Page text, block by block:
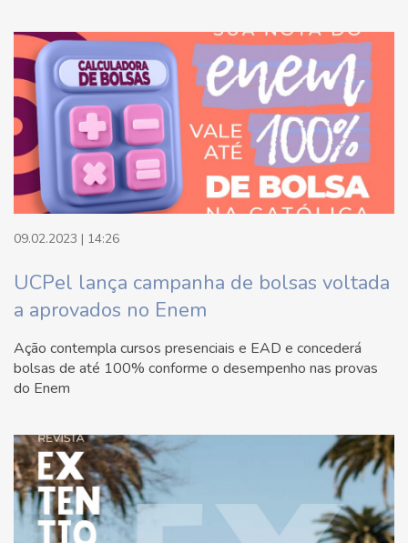
09.02.2023 | 14:26
UCPel lança campanha de bolsas voltada
a aprovados no Enem
Ação contempla cursos presenciais e EAD e concederá
bolsas de até 100% conforme o desempenho nas provas
do Enem